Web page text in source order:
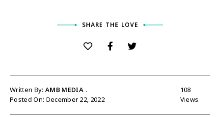
SHARE THE LOVE
Written By: AMB MEDIA
Posted On: December 22, 2022
108
Views